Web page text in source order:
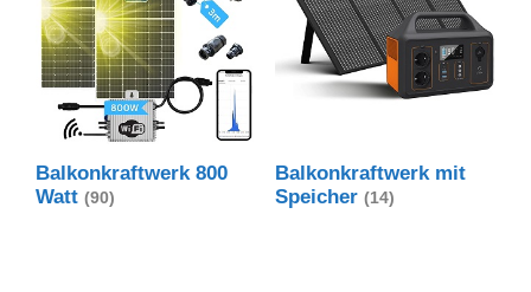
Balkonkraftwerk 800
Watt (90)
Balkonkraftwerk mit
Speicher (14)